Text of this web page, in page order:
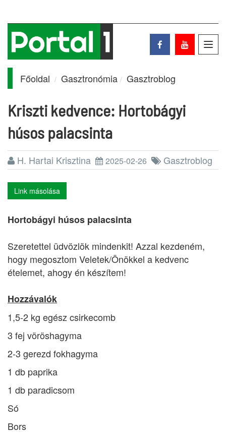
Főoldal Gasztronómia Gasztroblog
Kriszti kedvence: Hortobágyi
húsos palacsinta
H. Hartai Krisztina 2025-02-26 Gasztroblog
Link másolása
Hortobágyi húsos palacsinta
Szeretettel üdvözlök mindenkit! Azzal kezdeném,
hogy megosztom Veletek/Önökkel a kedvenc
ételemet, ahogy én készítem!
Hozzávalók
1,5-2 kg egész csirkecomb
3 fej vöröshagyma
2-3 gerezd fokhagyma
1 db paprika
1 db paradicsom
Só
Bors